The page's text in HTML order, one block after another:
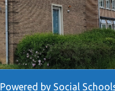
Powered by Social